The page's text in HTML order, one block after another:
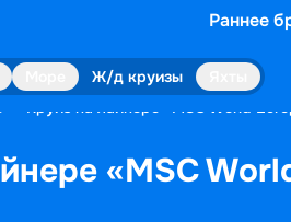
Раннее
Ж/д круизы
Круиз на лайнере «MSC World
«MSC